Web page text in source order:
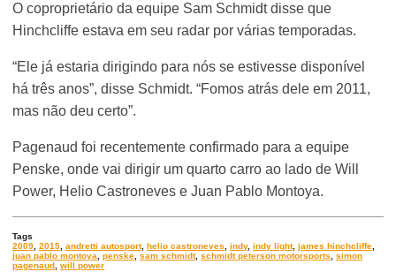
O coproprietário da equipe Sam Schmidt disse que
Hinchcliffe estava em seu radar por várias temporadas.
“Ele já estaria dirigindo para nós se estivesse disponível
há três anos”, disse Schmidt. “Fomos atrás dele em 2011,
mas não deu certo”.
Pagenaud foi recentemente confirmado para a equipe
Penske, onde vai dirigir um quarto carro ao lado de Will
Power, Helio Castroneves e Juan Pablo Montoya.
Tags
2009,2015,andretti autosport, helio castroneves,indy,indy light,james hinchcliffe,
juan pablo montoya,penske,sam schmidt,schmidt peterson motorsports,simon
pagenaud,will power